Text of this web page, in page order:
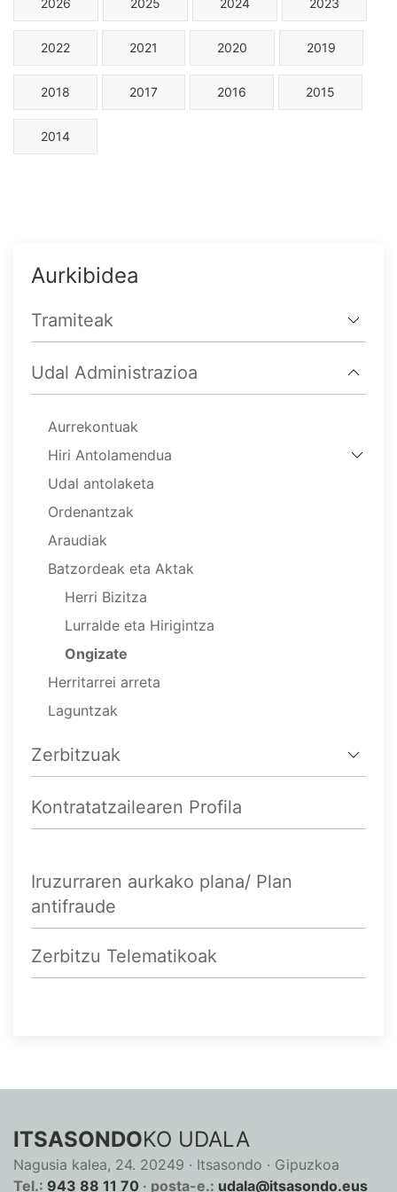
2026 2025 2024 2023
2022 2021 2020 2019
2018 2017 2016 2015
2014
Aurkibidea
Tramiteak
Udal Administrazioa
Aurrekontuak
Hiri Antolamendua
Udal antolaketa
Ordenantzak
Araudiak
Batzordeak eta Aktak
Herri Bizitza
Lurralde eta Hirigintza
Ongizate
Herritarrei arreta
Laguntzak
Zerbitzuak
Kontratatzailearen Profila
Iruzurraren aurkako plana/ Plan
antifraude
Zerbitzu Telematikoak
ITSASONDOKO UDALA
Nagusia kalea, 24. 20249 · Itsasondo · Gipuzkoa
Tel.: 943 88 11 70 · posta-e.: udala@itsasondo.eus